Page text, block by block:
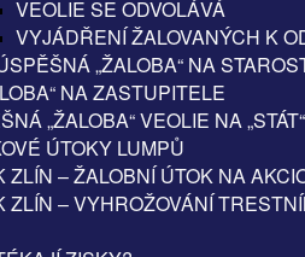
VEOLIE SE ODVOLÁVÁ
VYJÁDŘENÍ ŽALOVANÝCH K
„ŽALOBA“ NA
NA ZASTUPITELE
„ŽALOBA“ VEOLIE NA „STÁT“
ÚTOKY LUMPŮ
ZLÍN – ŽALOBNÍ ÚTOK NA
ZLÍN – VYHROŽOVÁNÍ